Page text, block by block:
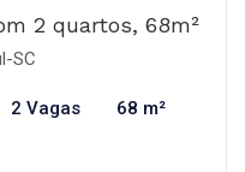
2 quartos, 68m²
SC
2 Vagas 68 m²